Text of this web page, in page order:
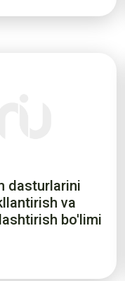
dasturlarini
va
bo'limi